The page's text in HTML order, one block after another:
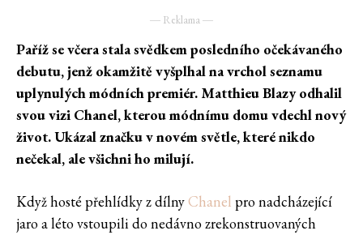
― Reklama ―
Paříž se včera stala svědkem posledního očekávaného
debutu, jenž okamžitě vyšplhal na vrchol seznamu
uplynulých módních premiér. Matthieu Blazy odhalil
svou vizi Chanel, kterou módnímu domu vdechl nový
život. Ukázal značku v novém světle, které nikdo
nečekal, ale všichni ho milují.
Když hosté přehlídky z dílnyChanel pro nadcházející
jaro a léto vstoupili do nedávno zrekonstruovaných